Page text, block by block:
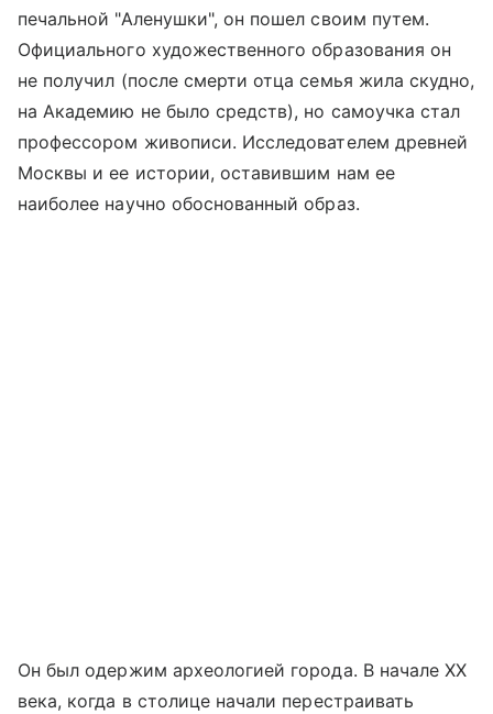
печальной "Аленушки", он пошел своим путем.
Официального художественного образования он
не получил (после смерти отца семья жила скудно,
на Академию не было средств), но самоучка стал
профессором живописи. Исследователем древней
Москвы и ее истории, оставившим нам ее
наиболее научно обоснованный образ.
Он был одержим археологией города. В начале XX
века, когда в столице начали перестраивать